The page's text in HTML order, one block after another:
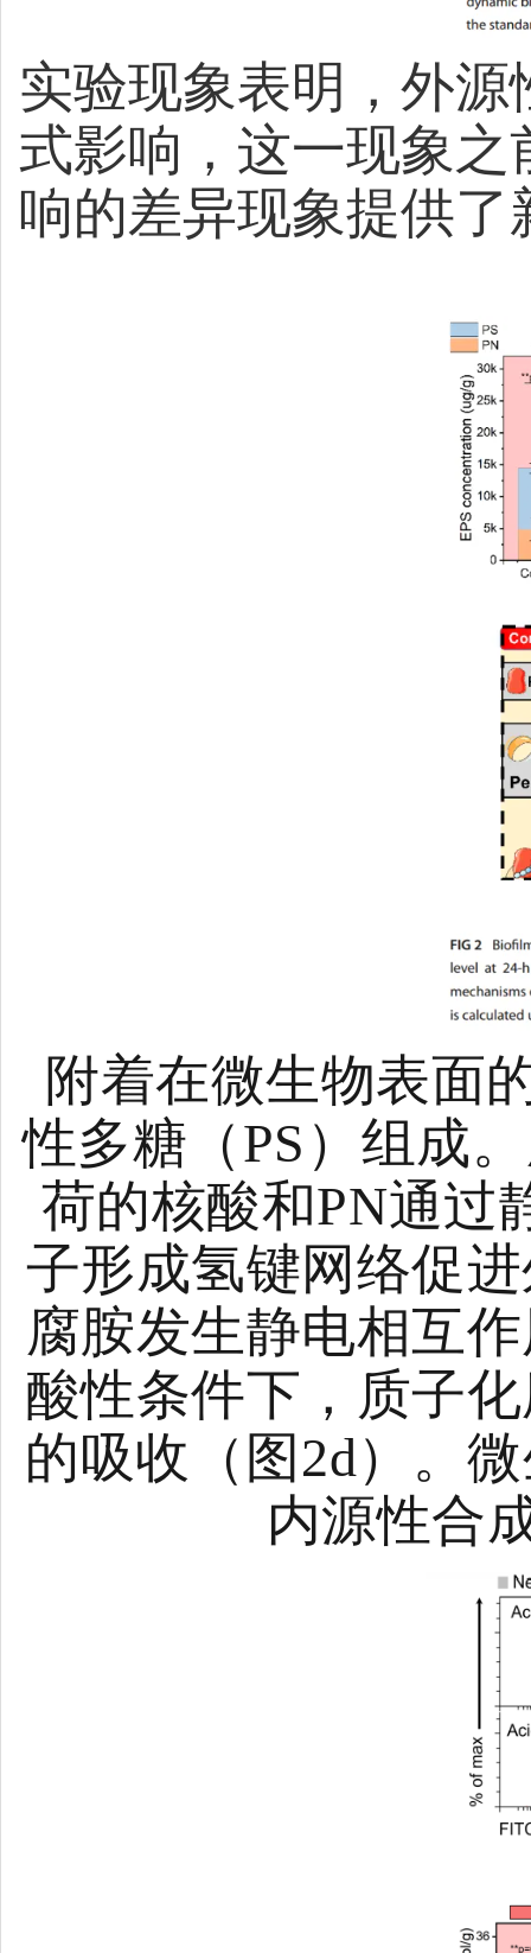
实验现象表明，外
式影响，这一现象
响的差异现象提供了
附着在微生物表面
性多糖（PS）组成
荷的核酸和PN通过
子形成氢键网络促
腐胺发生静电相互
酸性条件下，质子
的吸收（图2d）。
内源性合